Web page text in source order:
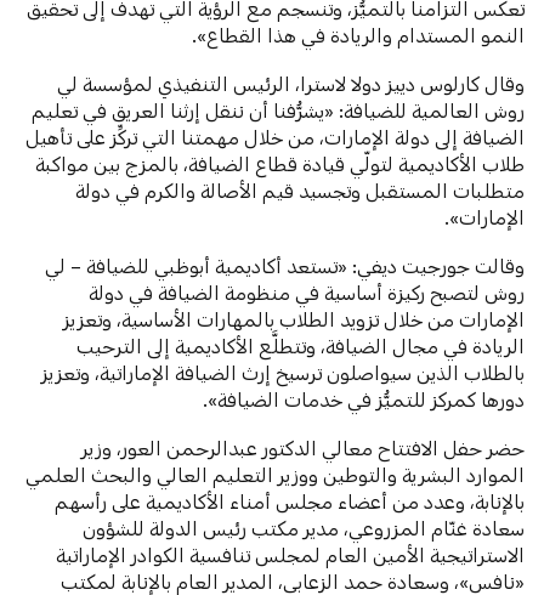
تعكس التزامنا بالتميُّز، وتنسجم مع الرؤية التي تهدف إلى تحقيق
النمو المستدام والريادة في هذا القطاع».
وقال كارلوس دييز دولا لاسترا، الرئيس التنفيذي لمؤسسة لي
روش العالمية للضيافة: «يشرُّفنا أن ننقل إرثنا العريق في تعليم
الضيافة إلى دولة الإمارات، من خلال مهمتنا التي تركِّز على تأهيل
طلاب الأكاديمية لتولّي قيادة قطاع الضيافة، بالمزج بين مواكبة
متطلبات المستقبل وتجسيد قيم الأصالة والكرم في دولة
الإمارات».
وقالت جورجيت ديفي: «تستعد أكاديمية أبوظبي للضيافة – لي
روش لتصبح ركيزة أساسية في منظومة الضيافة في دولة
الإمارات من خلال تزويد الطلاب بالمهارات الأساسية، وتعزيز
الريادة في مجال الضيافة، وتتطلَّع الأكاديمية إلى الترحيب
بالطلاب الذين سيواصلون ترسيخ إرث الضيافة الإماراتية، وتعزيز
دورها كمركز للتميُّز في خدمات الضيافة».
حضر حفل الافتتاح معالي الدكتور عبدالرحمن العور، وزير
الموارد البشرية والتوطين ووزير التعليم العالي والبحث العلمي
بالإنابة، وعدد من أعضاء مجلس أمناء الأكاديمية على رأسهم
سعادة غنّام المزروعي، مدير مكتب رئيس الدولة للشؤون
الاستراتيجية الأمين العام لمجلس تنافسية الكوادر الإماراتية
«نافس»، وسعادة حمد الزعابي، المدير العام بالإنابة لمكتب